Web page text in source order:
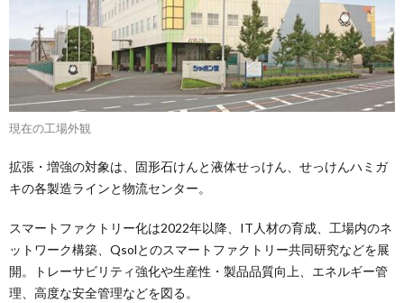
現在の工場外観
拡張・増強の対象は、固形石けんと液体せっけん、せっけんハミガ
キの各製造ラインと物流センター。
スマートファクトリー化は2022年以降、IT人材の育成、工場内のネ
ットワーク構築、Qsolとのスマートファクトリー共同研究などを展
開。トレーサビリティ強化や生産性・製品品質向上、エネルギー管
理、高度な安全管理などを図る。